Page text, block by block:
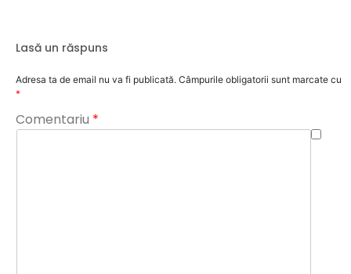
Lasă un răspuns
Adresa ta de email nu va fi publicată. Câmpurile obligatorii sunt marcate cu
*
Comentariu *